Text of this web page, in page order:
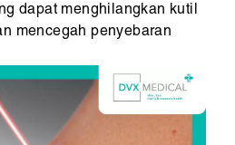
dapat menghilangkan kutil
mencegah penyebaran